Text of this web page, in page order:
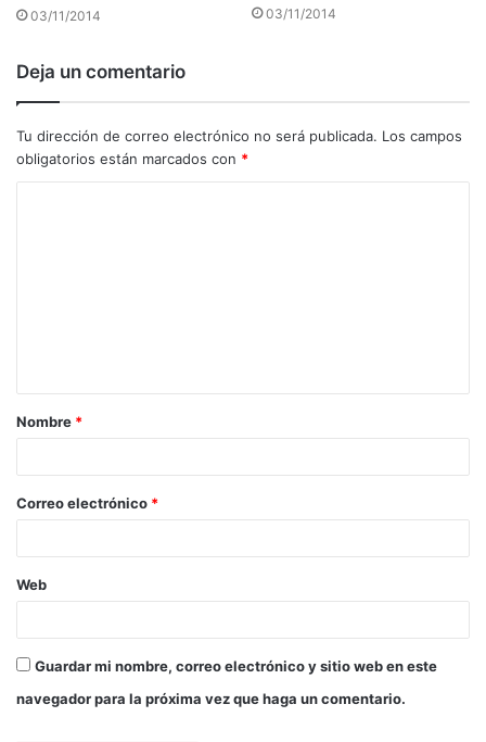
03/11/2014 03/11/2014
Deja un comentario
Tu dirección de correo electrónico no será publicada. Los campos
obligatorios están marcados con *
a
r
*
Nombre *
Correo electrónico *
Web
Guardar mi nombre, correo electrónico y sitio web en este
navegador para la próxima vez que haga un comentario.